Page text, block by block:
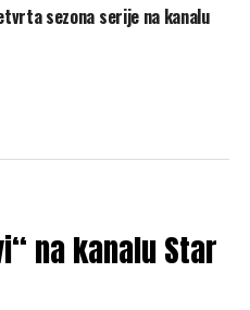
sezona serije na kanalu
na kanalu Star